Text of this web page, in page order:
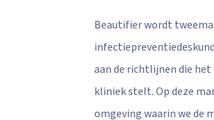
Beautifier wordt
aan de richtlijnen die
kliniek stelt. Op deze
omgeving waarin we de